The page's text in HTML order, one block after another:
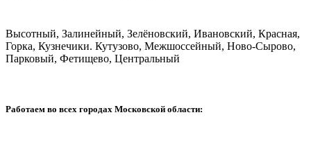
Высотный, Залинейный, Зелёновский, Ивановский, Красная,
Горка, Кузнечики. Кутузово, Межшоссейный, Ново-Сырово,
Парковый, Фетищево, Центральный
Работаем во всех городах Московской области: